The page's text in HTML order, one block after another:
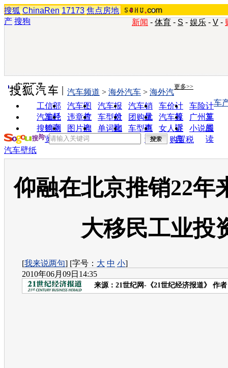
搜狐 ChinaRen 17173 焦点房地
产 搜狗 新闻 - 体育 - S - 娱乐 - V -
实用工具 更多>>
工信部
油耗
汽车图
片
汽车报
价
汽车销
量
车价计
算
车险计
算
汽车经
销商
违章查
询
车型对
比
团购优
惠
汽车投
诉
广州车
展
搜狗浏
览器
图片欣
赏
单词翻
车型查
询
女人宝
典
小说阅
读
汽车频道 > 海外汽车 > 海外汽
车
购置税
汽车壁纸
仰融在北京推销22年
大移民工业投
[我来说两句] [字号： 大 中 小]
2010年06月09日14:35
来源： 21世纪网-《21世纪经济报道》 作